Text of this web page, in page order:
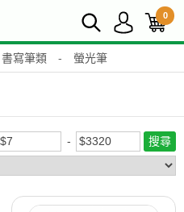
0
書寫筆類 - 螢光筆